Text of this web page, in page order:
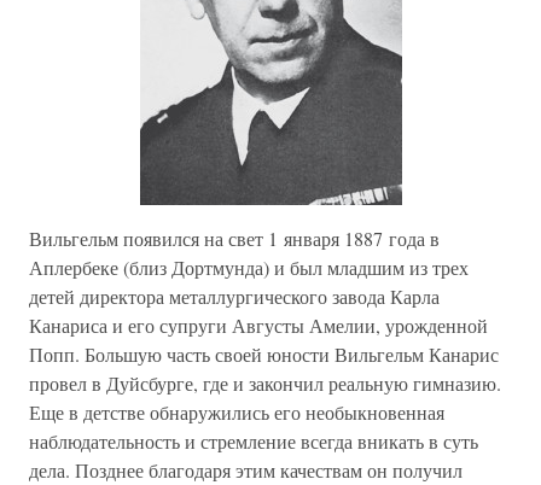
Вильгельм появился на свет 1 января 1887 года в
Аплербеке (близ Дортмунда) и был младшим из трех
детей директора металлургического завода Карла
Канариса и его супруги Августы Амелии, урожденной
Попп. Большую часть своей юности Вильгельм Канарис
провел в Дуйсбурге, где и закончил реальную гимназию.
Еще в детстве обнаружились его необыкновенная
наблюдательность и стремление всегда вникать в суть
дела. Позднее благодаря этим качествам он получил